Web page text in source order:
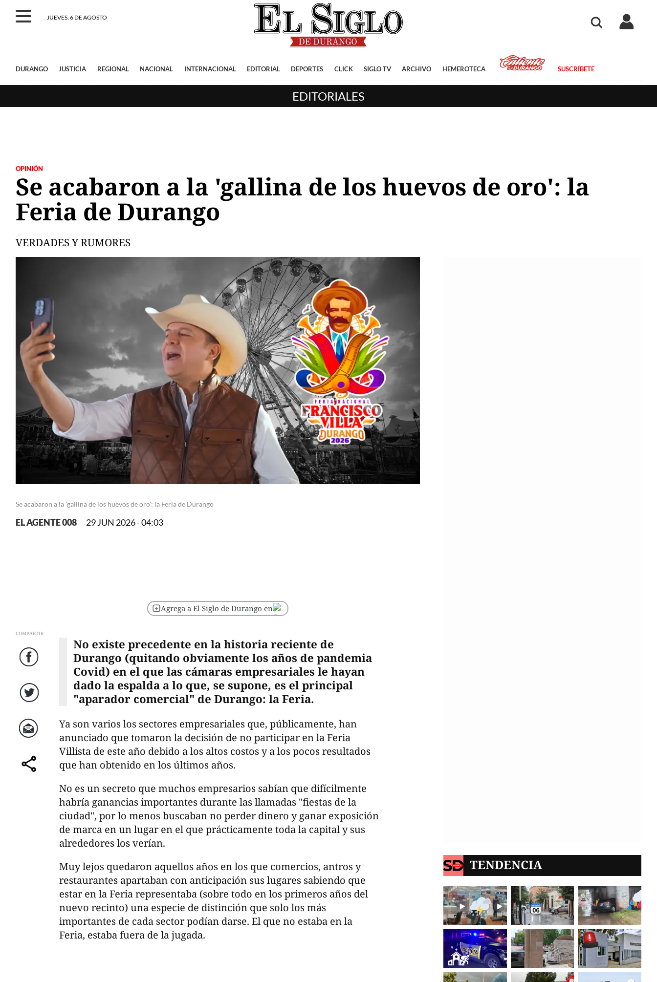
JUEVES, 6 DE AGOSTO
DURANGO JUSTICIA REGIONAL NACIONAL INTERNACIONAL EDITORIAL DEPORTES CLICK SIGLO TV ARCHIVO HEMEROTECA SUSCRÍBETE
EDITORIALES
OPINIÓN
Se acabaron a la 'gallina de los huevos de oro': la
Feria de Durango
VERDADES Y RUMORES
Se acabaron a la 'gallina de los huevos de oro': la Feria de Durango
EL AGENTE 008 29 JUN 2026 - 04:03
Agrega a El Siglo de Durango en
COMPARTIR
Facebook
Twitter
Correo
comparte
No existe precedente en la historia reciente de
Durango (quitando obviamente los años de pandemia
Covid) en el que las cámaras empresariales le hayan
dado la espalda a lo que, se supone, es el principal
"aparador comercial" de Durango: la Feria.
Ya son varios los sectores empresariales que, públicamente, han
anunciado que tomaron la decisión de no participar en la Feria
Villista de este año debido a los altos costos y a los pocos resultados
que han obtenido en los últimos años.
No es un secreto que muchos empresarios sabían que difícilmente
habría ganancias importantes durante las llamadas "fiestas de la
ciudad", por lo menos buscaban no perder dinero y ganar exposición
de marca en un lugar en el que prácticamente toda la capital y sus
alrededores los verían.
Muy lejos quedaron aquellos años en los que comercios, antros y
restaurantes apartaban con anticipación sus lugares sabiendo que
estar en la Feria representaba (sobre todo en los primeros años del
nuevo recinto) una especie de distinción que solo los más
importantes de cada sector podían darse. El que no estaba en la
Feria, estaba fuera de la jugada.
TENDENCIA